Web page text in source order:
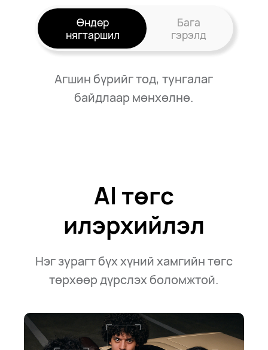
Өндөр
нягтаршил
Бага
гэрэлд
Агшин бүрийг тод, тунгалаг
байдлаар мөнхөлнө.
AI төгс
илэрхийлэл
Нэг зурагт бүх хүний хамгийн төгс
төрхөөр дүрслэх боломжтой.